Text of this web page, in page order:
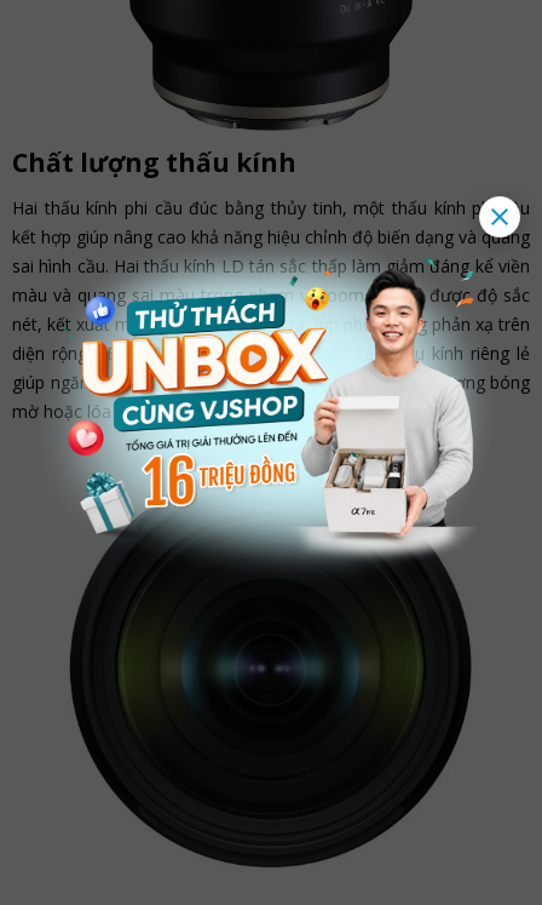
Chất lượng thấu kính
Hai thấu kính phi cầu đúc bằng thủy tinh, một thấu kính phi cầu
kết hợp giúp nâng cao khả năng hiệu chỉnh độ biến dạng và quang
sai hình cầu. Hai thấu kính LD tán sắc thấp làm giảm đáng kể viền
màu và quang sai màu trong phạm vi zoom để đạt được độ sắc
nét, kết xuất màu chính xác. Ngoài ra, lớp phủ chống phản xạ trên
diện rộng BBAR cũng được áp dụng trên các thấu kính riêng lẻ
giúp ngăn chặn các phản xạ bên trong cũng như hiện tượng bóng
mờ hoặc lóa sáng.